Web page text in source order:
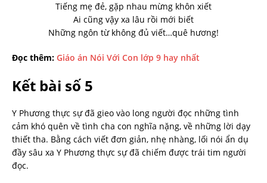
Tiếng mẹ đẻ, gặp nhau mừng khôn xiết
Ai cũng vậy xa lâu rồi mới biết
Những ngôn từ không đủ viết…quê hương!
Đọc thêm: Giáo án Nói Với Con lớp 9 hay nhất
Kết bài số 5
Y Phương thực sự đã gieo vào long người đọc những tình
cảm khó quên về tình cha con nghĩa nặng, về những lời dạy
thiết tha. Bằng cách viết đơn giản, nhẹ nhàng, lối nói ẩn dụ
đầy sâu xa Y Phương thực sự đã chiếm được trái tim người
đọc.